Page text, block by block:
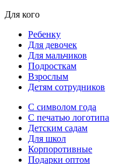
Для кого
Ребенку
Для девочек
Для мальчиков
Подросткам
Взрослым
Детям сотрудников
С символом года
С печатью логотипа
Детским садам
Для школ
Корпоротивные
Подарки оптом